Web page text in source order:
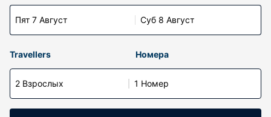
Пят 7 Август Суб 8 Август
Travellers Номера
2 Взрослых 1 Номер